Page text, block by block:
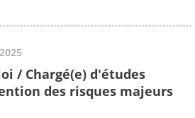
/ Chargé(e) d'études
des risques majeurs